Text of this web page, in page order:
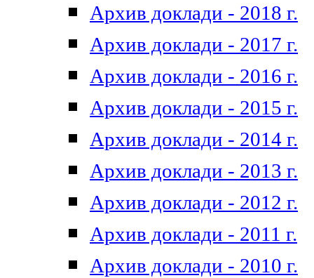
Архив доклади - 2018 г.
Архив доклади - 2017 г.
Архив доклади - 2016 г.
Архив доклади - 2015 г.
Архив доклади - 2014 г.
Архив доклади - 2013 г.
Архив доклади - 2012 г.
Архив доклади - 2011 г.
Архив доклади - 2010 г.